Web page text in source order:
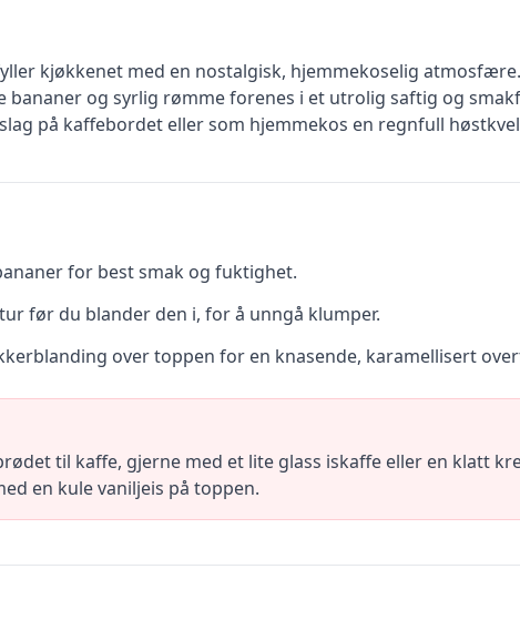
kjøkkenet med en nostalgisk, hjemmekoselig
bananer og syrlig rømme forenes i et utrolig saftig og
på kaffebordet eller som hjemmekos en regnfull
for best smak og fuktighet.
før du blander den i, for å unngå klumper.
over toppen for en knasende, karamellisert
til kaffe, gjerne med et lite glass iskaffe eller en klatt
en kule vaniljeis på toppen.